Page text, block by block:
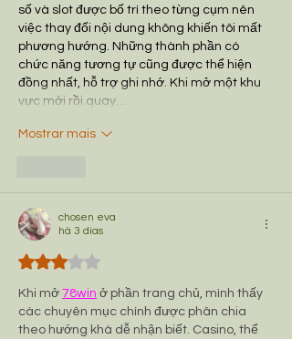
số và slot được bố trí theo từng cụm nên
việc thay đổi nội dung không khiến tôi mất
phương hướng. Những thành phần có
chức năng tương tự cũng được thể hiện
đồng nhất, hỗ trợ ghi nhớ. Khi mở một khu
vực mới rồi quay…
Mostrar mais
chosen eva
há 3 dias
Avaliado com 3 de 5 estrelas.
Khi mở 78win ở phần trang chủ, mình thấy
các chuyên mục chính được phân chia
theo hướng khá dễ nhận biết. Casino, thể